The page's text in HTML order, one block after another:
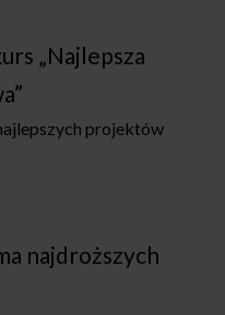
„Najlepsza
projektów
najdroższych